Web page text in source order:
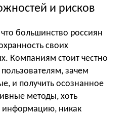
и рисков
большинство россиян
своих
Компаниям стоит честно
зачем
и получить осознанное
методы, хоть
информацию, никак